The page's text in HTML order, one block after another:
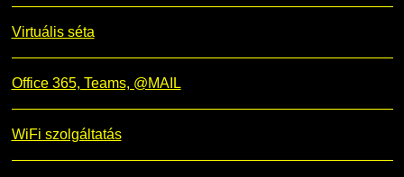
Virtuális séta
Office 365, Teams, @MAIL
WiFi szolgáltatás